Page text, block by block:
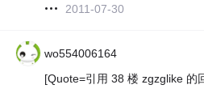
2011-07-30
wo554006164
[Quote=引用 38 楼 zgzglike 的